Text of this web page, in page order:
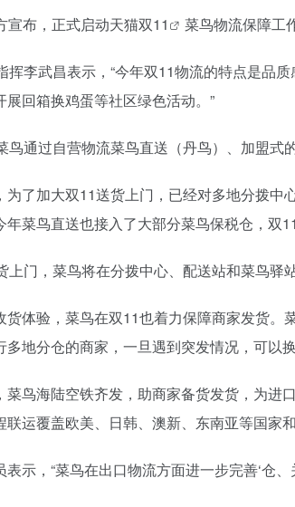
宣布，正式启动天猫双11 菜鸟物流保障工
挥李武昌表示，“今年双11物流的特点是品
回箱换鸡蛋等社区绿色活动。”
鸟通过自营物流菜鸟直送（丹鸟）、加盟式
为了加大双11送货上门，已经对多地分拨
菜鸟直送也接入了大部分菜鸟保税仓，双
上门，菜鸟将在分拨中心、配送站和菜鸟驿
货体验，菜鸟在双11也着力保障商家发货
地分仓的商家，一旦遇到突发情况，可以
菜鸟海陆空铁齐发，助商家备货发货，为
运覆盖欧美、日韩、澳新、东南亚等国家
示，“菜鸟在出口物流方面进一步完善‘仓